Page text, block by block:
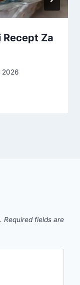
Recept Za
2026
Required fields are